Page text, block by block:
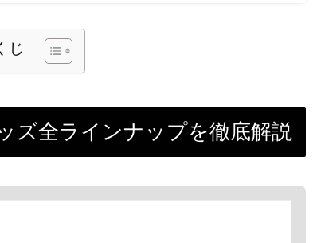
じ
ズ全ラインナップを徹底解説